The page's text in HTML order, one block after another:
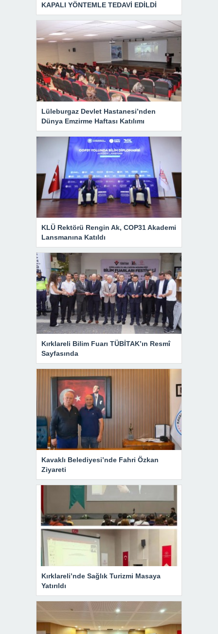
KAPALI YÖNTEMLE TEDAVİ EDİLDİ
Lüleburgaz Devlet Hastanesi’nden
Dünya Emzirme Haftası Katılımı
KLÜ Rektörü Rengin Ak, COP31 Akademi
Lansmanına Katıldı
Kırklareli Bilim Fuarı TÜBİTAK’ın Resmî
Sayfasında
Kavaklı Belediyesi’nde Fahri Özkan
Ziyareti
Kırklareli’nde Sağlık Turizmi Masaya
Yatırıldı